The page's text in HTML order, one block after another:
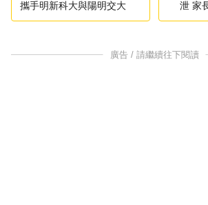
攜手明新科大與陽明交大
泄 家
廣告 / 請繼續往下閱讀